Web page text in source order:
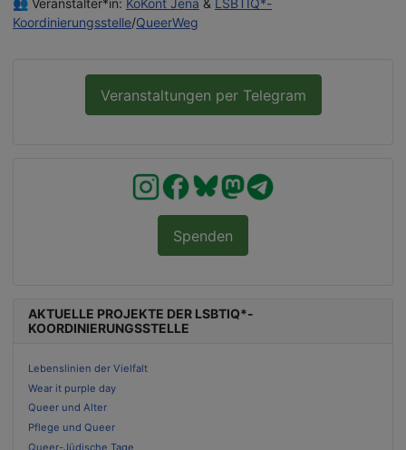
👥 Veranstalter*in: KoKont Jena & LSBTIQ*-
Koordinierungsstelle/QueerWeg
Veranstaltungen per Telegram
Spenden
AKTUELLE PROJEKTE DER LSBTIQ*-
KOORDINIERUNGSSTELLE
Lebenslinien der Vielfalt
Wear it purple day
Queer und Alter
Pflege und Queer
Queer-Jüdische Tage